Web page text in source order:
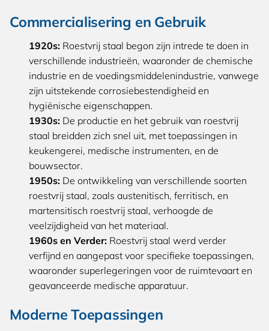
Commercialisering en Gebruik
1920s: Roestvrij staal begon zijn intrede te doen in
verschillende industrieën, waaronder de chemische
industrie en de voedingsmiddelenindustrie, vanwege
zijn uitstekende corrosiebestendigheid en
hygiënische eigenschappen.
1930s: De productie en het gebruik van roestvrij
staal breidden zich snel uit, met toepassingen in
keukengerei, medische instrumenten, en de
bouwsector.
1950s: De ontwikkeling van verschillende soorten
roestvrij staal, zoals austenitisch, ferritisch, en
martensitisch roestvrij staal, verhoogde de
veelzijdigheid van het materiaal.
1960s en Verder: Roestvrij staal werd verder
verfijnd en aangepast voor specifieke toepassingen,
waaronder superlegeringen voor de ruimtevaart en
geavanceerde medische apparatuur.
Moderne Toepassingen